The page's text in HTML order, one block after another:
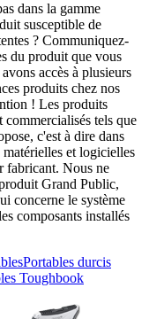
dans la gamme
susceptible de
? Communiquez-
du produit que vous
accès à plusieurs
produits chez nos
! Les produits
tels que
c'est à dire dans
et logicielles
fabricant. Nous ne
Grand Public,
concerne le système
composants installés
Portables durcis
Toughbook